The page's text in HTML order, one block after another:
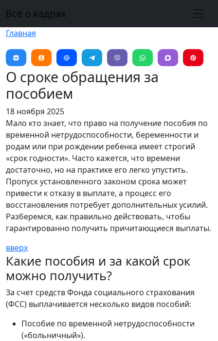
Все о кадрах
Главная
О сроке обращения за
пособием
18 ноября 2025
Мало кто знает, что право на получение пособия по
временной нетрудоспособности, беременности и
родам или при рождении ребенка имеет строгий
«срок годности». Часто кажется, что времени
достаточно, но на практике его легко упустить.
Пропуск установленного законом срока может
привести к отказу в выплате, а процесс его
восстановления потребует дополнительных усилий.
Разберемся, как правильно действовать, чтобы
гарантированно получить причитающиеся выплаты.
вверх
Какие пособия и за какой срок
можно получить?
За счет средств Фонда социального страхования
(ФСС) выплачивается несколько видов пособий:
Пособие по временной нетрудоспособности
(«больничный»).